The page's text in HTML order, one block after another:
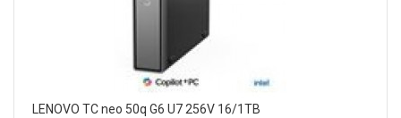
LENOVO TC neo 50q G6 U7 256V 16/1TB